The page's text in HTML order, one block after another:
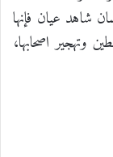
شاهد عيان فإنها
اصحابها،